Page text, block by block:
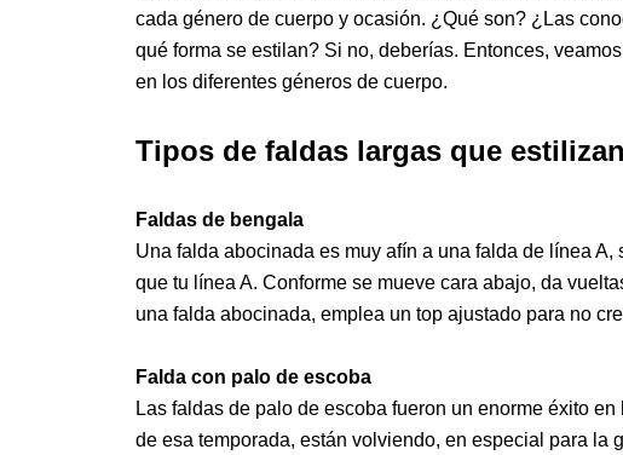
cada género de cuerpo y ocasión. ¿Qué son? ¿Las
qué forma se estilan? Si no, deberías. Entonces,
en los diferentes géneros de cuerpo.
Tipos de faldas largas que estilizan
Faldas de bengala
Una falda abocinada es muy afín a una falda de línea
que tu línea A. Conforme se mueve cara abajo, da
una falda abocinada, emplea un top ajustado para no
Falda con palo de escoba
Las faldas de palo de escoba fueron un enorme éxito
de esa temporada, están volviendo, en especial para la